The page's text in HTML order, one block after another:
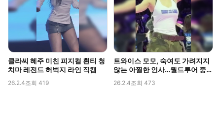
클라씨 혜주 미친 피지컬 흰티 청
치마 레전드 허벅지 라인 직캠
26.2.4조회 419
트와이스 모모, 숙여도 가려지지
않는 아찔한 인사…월드투어 중
26.2.4조회 473